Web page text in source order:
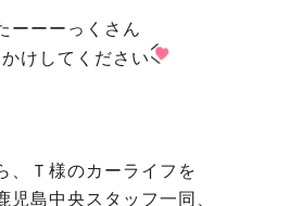
ーーーっくさん
けしてください
、Ｔ様のカーライフを
児島中央スタッフ一同、